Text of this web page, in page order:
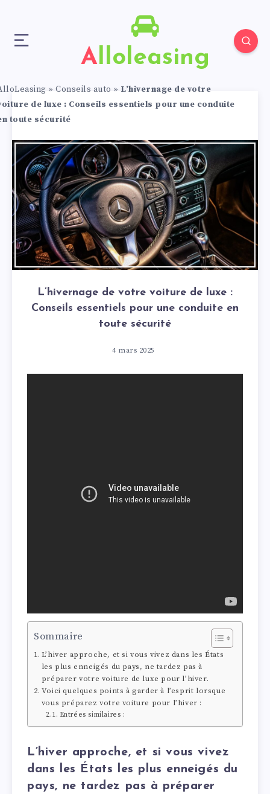
Alloleasing
» Conseils auto » L’hivernage de votre
de luxe : Conseils essentiels pour une conduite
toute sécurité
L’hivernage de votre voiture de luxe :
Conseils essentiels pour une conduite en
toute sécurité
4 mars 2025
Sommaire
L’hiver approche, et si vous vivez dans les États
les plus enneigés du pays, ne tardez pas à
préparer votre voiture de luxe pour l’hiver.
Voici quelques points à garder à l’esprit lorsque
vous préparez votre voiture pour l’hiver :
Entrées similaires :
L’hiver approche, et si vous vivez
dans les États les plus enneigés du
pays, ne tardez pas à préparer